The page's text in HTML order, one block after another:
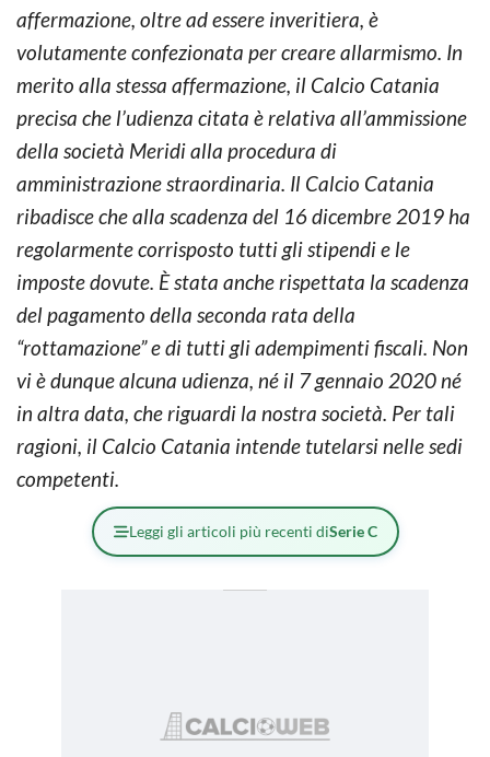
affermazione, oltre ad essere inveritiera, è
volutamente confezionata per creare allarmismo. In
merito alla stessa affermazione, il Calcio Catania
precisa che l’udienza citata è relativa all’ammissione
della società Meridi alla procedura di
amministrazione straordinaria. Il Calcio Catania
ribadisce che alla scadenza del 16 dicembre 2019 ha
regolarmente corrisposto tutti gli stipendi e le
imposte dovute. È stata anche rispettata la scadenza
del pagamento della seconda rata della
“rottamazione” e di tutti gli adempimenti fiscali. Non
vi è dunque alcuna udienza, né il 7 gennaio 2020 né
in altra data, che riguardi la nostra società. Per tali
ragioni, il Calcio Catania intende tutelarsi nelle sedi
competenti.
Leggi gli articoli più recenti diSerie C